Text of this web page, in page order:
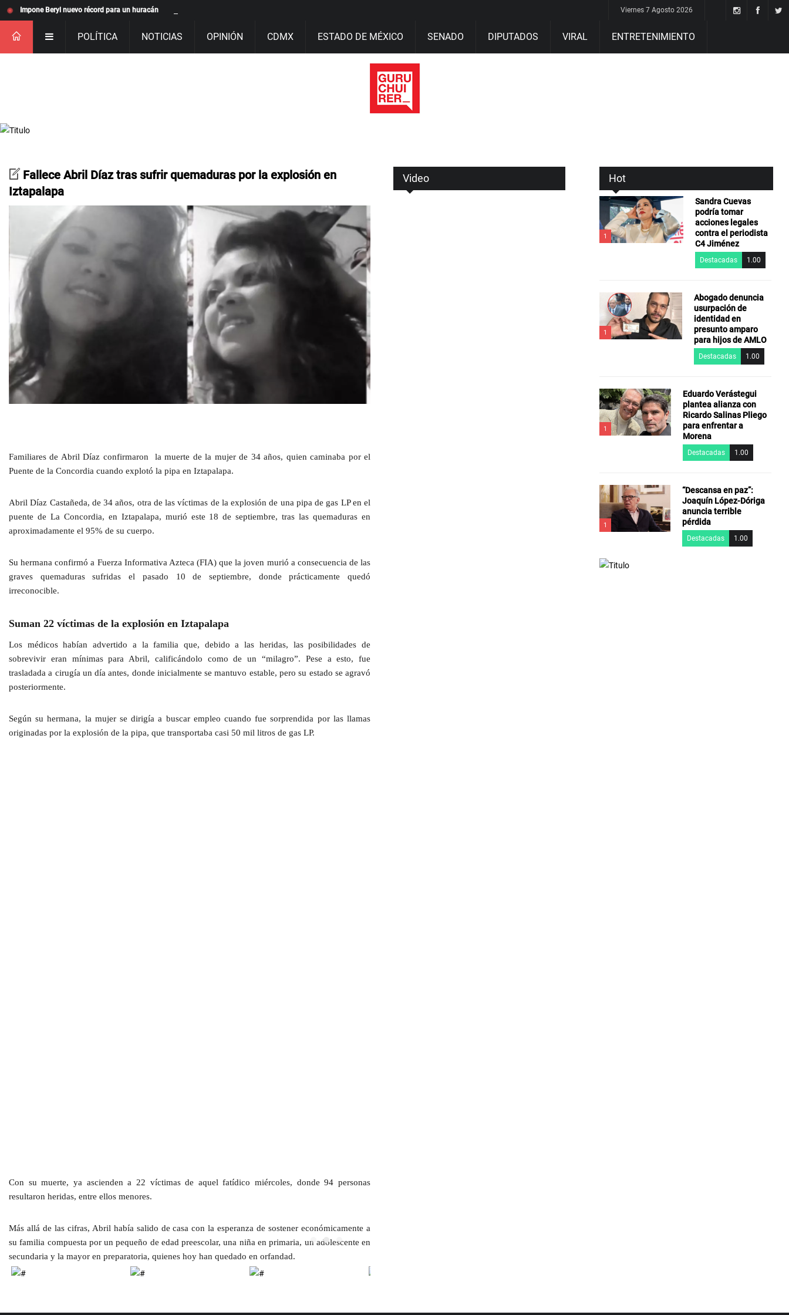
Impone Beryl nuevo récord para un huracán Viernes 7 Agosto 2026
POLÍTICA NOTICIAS OPINIÓN CDMX ESTADO DE MÉXICO SENADO DIPUTADOS VIRAL ENTRETENIMIENTO
Fallece Abril Díaz tras sufrir quemaduras por la explosión en
Iztapalapa
Familiares de Abril Díaz confirmaron la muerte de la mujer de 34 años, quien caminaba por el
Puente de la Concordia cuando explotó la pipa en Iztapalapa.
Abril Díaz Castañeda, de 34 años, otra de las víctimas de la explosión de una pipa de gas LP en el
puente de La Concordia, en Iztapalapa, murió este 18 de septiembre, tras las quemaduras en
aproximadamente el 95% de su cuerpo.
Su hermana confirmó a Fuerza Informativa Azteca (FIA) que la joven murió a consecuencia de las
graves quemaduras sufridas el pasado 10 de septiembre, donde prácticamente quedó
irreconocible.
Suman 22 víctimas de la explosión en Iztapalapa
Los médicos habían advertido a la familia que, debido a las heridas, las posibilidades de
sobrevivir eran mínimas para Abril, calificándolo como de un “milagro”. Pese a esto, fue
trasladada a cirugía un día antes, donde inicialmente se mantuvo estable, pero su estado se agravó
posteriormente.
Según su hermana, la mujer se dirigía a buscar empleo cuando fue sorprendida por las llamas
originadas por la explosión de la pipa, que transportaba casi 50 mil litros de gas LP.
Con su muerte, ya ascienden a 22 víctimas de aquel fatídico miércoles, donde 94 personas
resultaron heridas, entre ellos menores.
Más allá de las cifras, Abril había salido de casa con la esperanza de sostener económicamente a
su familia compuesta por un pequeño de edad preescolar, una niña en primaria, un adolescente en
secundaria y la mayor en preparatoria, quienes hoy han quedado en orfandad.
Video Hot
1
Sandra Cuevas
podría tomar
acciones legales
contra el periodista
C4 Jiménez
Destacadas 1.00
1
Abogado denuncia
usurpación de
identidad en
presunto amparo
para hijos de AMLO
Destacadas 1.00
1
Eduardo Verástegui
plantea alianza con
Ricardo Salinas Pliego
para enfrentar a
Morena
Destacadas 1.00
1
“Descansa en paz”:
Joaquín López-Dóriga
anuncia terrible
pérdida
Destacadas 1.00